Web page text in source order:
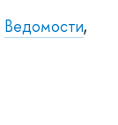
Ведомости,